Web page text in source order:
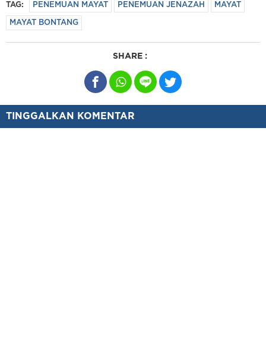
TAG: PENEMUAN MAYAT PENEMUAN JENAZAH MAYAT
MAYAT BONTANG
SHARE :
TINGGALKAN KOMENTAR